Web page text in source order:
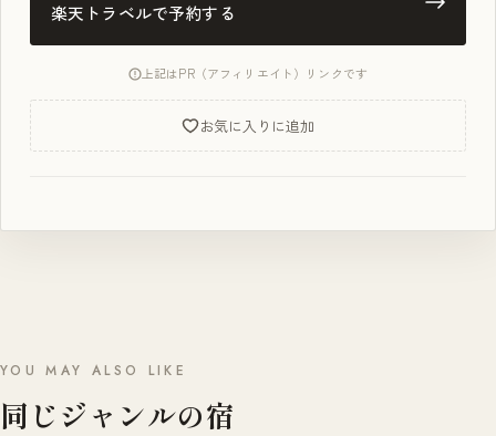
楽天トラベルで予約する
上記はPR（アフィリエイト）リンクです
お気に入りに追加
YOU MAY ALSO LIKE
同じジャンルの宿